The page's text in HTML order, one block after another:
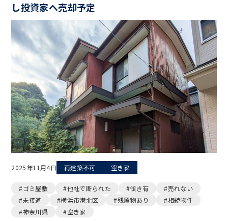
し投資家へ売却予定
2025年11月4日 再建築不可 空き家
#ゴミ屋敷 #他社で断られた #傾き有
#売れない
#未接道
#横浜市港北区 #残置物あり
#相続物件
#神奈川県
#空き家